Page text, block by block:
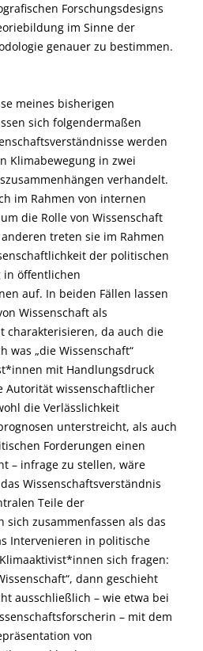
Forschungsdesigns
im Sinne der
genauer zu bestimmen.
meines bisherigen
sich folgendermaßen
werden
Klimabewegung in zwei
verhandelt.
im Rahmen von internen
die Rolle von Wissenschaft
treten sie im Rahmen
der politischen
in öffentlichen
auf. In beiden Fällen lassen
Wissenschaft als
charakterisieren, da auch die
was „die Wissenschaft“
mit Handlungsdruck
Autorität wissenschaftlicher
die Verlässlichkeit
unterstreicht, als auch
Forderungen einen
– infrage zu stellen, wäre
Wissenschaftsverständnis
Teile der
sich zusammenfassen als das
Intervenieren in politische
sich fragen:
dann geschieht
ausschließlich – wie etwa bei
– mit dem
von